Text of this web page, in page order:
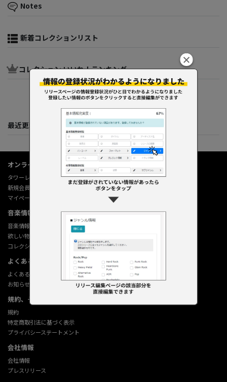
Notes
新着コレクションリスト
コレクション いいね！ランキング
最近更新してくれた人たち
オンラインショップ情報
タワーレコード オンライン
新規会員登録
マイページ
音楽情報データベース
音楽情報データベース
欲しい物リストの使い方
コレクション機能の使い方
よくあるご質問 (Q&A)
よくあるご質問 (Q&A)
お知らせ
規約、その他
規約
特定商取引法に基づく表示
プライバシーステートメント
会社情報
会社情報
プレスリリース